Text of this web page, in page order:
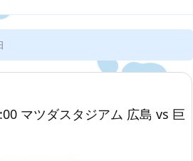
マツダスタジアム 広島 vs 巨